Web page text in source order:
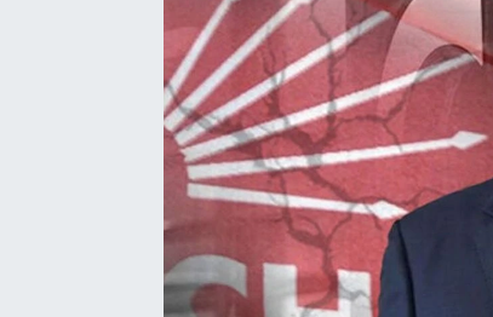
Bize ulaşın
İletişim/Künye
Gözden Kaçmasın
İletişim (Künye)